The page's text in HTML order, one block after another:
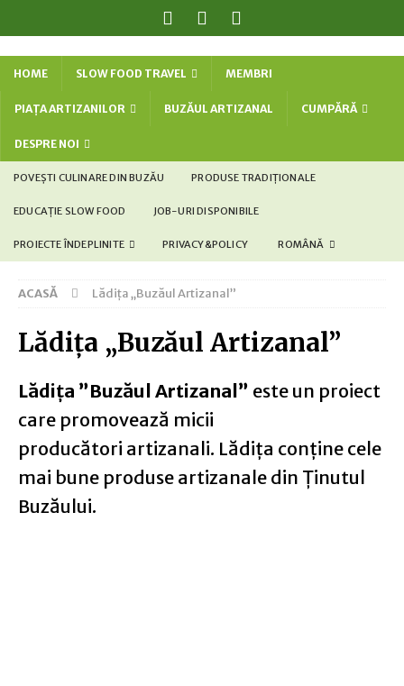
HOME SLOW FOOD TRAVEL MEMBRI
PIAȚA ARTIZANILOR BUZĂUL ARTIZANAL CUMPĂRĂ
DESPRE NOI
POVEȘTI CULINARE DIN BUZĂU PRODUSE TRADIȚIONALE
EDUCAȚIE SLOW FOOD JOB-URI DISPONIBILE
PROIECTE ÎNDEPLINITE PRIVACY&POLICY ROMÂNĂ
ACASĂ Lădița „Buzăul Artizanal”
Lădița „Buzăul Artizanal”
Lădița ”Buzăul Artizanal” este un proiect
care promovează micii
producători artizanali. Lădița conține cele
mai bune produse artizanale din Ținutul
Buzăului.